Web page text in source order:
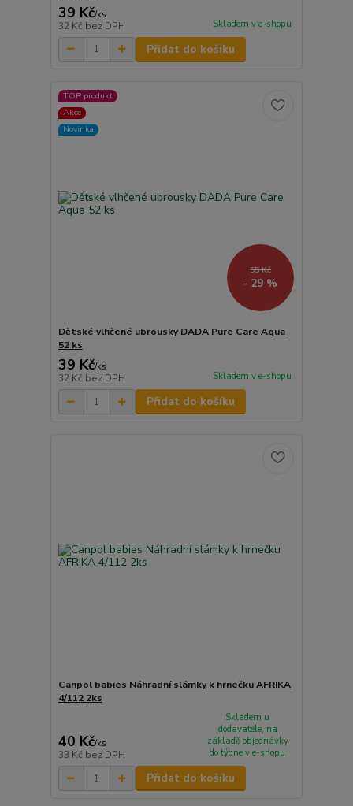
39 Kč/ks
32 Kč bez DPH Skladem v e-shopu
Přidat do košíku
TOP produkt
Akce
Novinka
55 Kč
- 29 %
Dětské vlhčené ubrousky DADA Pure Care Aqua
52 ks
39 Kč/ks
32 Kč bez DPH Skladem v e-shopu
Přidat do košíku
Canpol babies Náhradní slámky k hrnečku AFRIKA
4/112 2ks
40 Kč/ks
33 Kč bez DPH
Skladem u
dodavatele, na
základě objednávky
do týdne v e-shopu
Přidat do košíku